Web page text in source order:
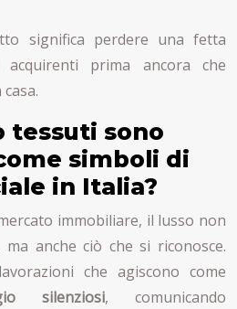
significa perdere una fetta
prima ancora che
tessuti sono
simboli di
in Italia?
immobiliare, il lusso non
anche ciò che si riconosce.
che agiscono come
silenziosi, comunicando